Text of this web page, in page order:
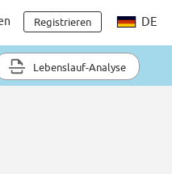
Registrieren DE
Lebenslauf-Analyse